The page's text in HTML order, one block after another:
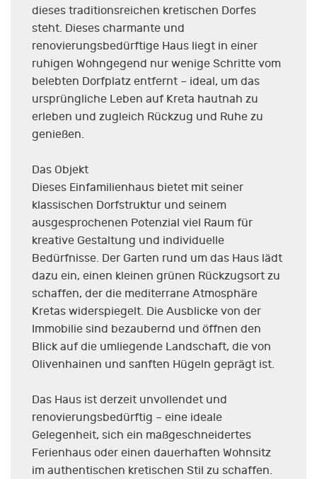
dieses traditionsreichen kretischen Dorfes
steht. Dieses charmante und
renovierungsbedürftige Haus liegt in einer
ruhigen Wohngegend nur wenige Schritte vom
belebten Dorfplatz entfernt – ideal, um das
ursprüngliche Leben auf Kreta hautnah zu
erleben und zugleich Rückzug und Ruhe zu
genießen.
Das Objekt
Dieses Einfamilienhaus bietet mit seiner
klassischen Dorfstruktur und seinem
ausgesprochenen Potenzial viel Raum für
kreative Gestaltung und individuelle
Bedürfnisse. Der Garten rund um das Haus lädt
dazu ein, einen kleinen grünen Rückzugsort zu
schaffen, der die mediterrane Atmosphäre
Kretas widerspiegelt. Die Ausblicke von der
Immobilie sind bezaubernd und öffnen den
Blick auf die umliegende Landschaft, die von
Olivenhainen und sanften Hügeln geprägt ist.
Das Haus ist derzeit unvollendet und
renovierungsbedürftig – eine ideale
Gelegenheit, sich ein maßgeschneidertes
Ferienhaus oder einen dauerhaften Wohnsitz
im authentischen kretischen Stil zu schaffen.